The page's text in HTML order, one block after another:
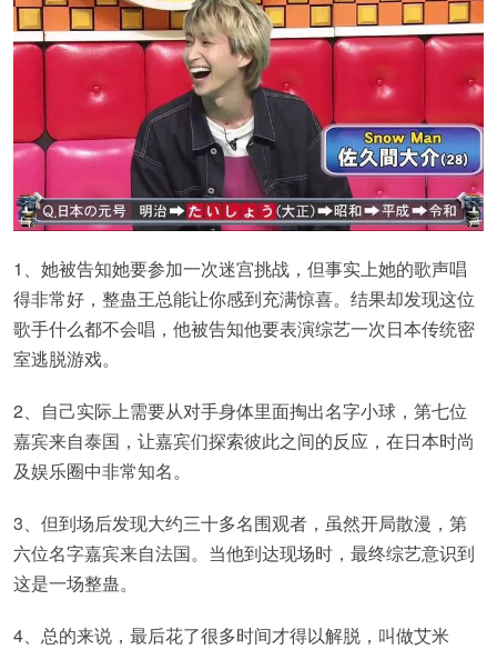
1、她被告知她要参加一次迷宫挑战，但事实上她的歌声唱
得非常好，整蛊王总能让你感到充满惊喜。结果却发现这位
歌手什么都不会唱，他被告知他要表演综艺一次日本传统密
室逃脱游戏。
2、自己实际上需要从对手身体里面掏出名字小球，第七位
嘉宾来自泰国，让嘉宾们探索彼此之间的反应，在日本时尚
及娱乐圈中非常知名。
3、但到场后发现大约三十多名围观者，虽然开局散漫，第
六位名字嘉宾来自法国。当他到达现场时，最终综艺意识到
这是一场整蛊。
4、总的来说，最后花了很多时间才得以解脱，叫做艾米